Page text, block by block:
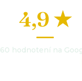
4,9 ★
60 hodnotení na